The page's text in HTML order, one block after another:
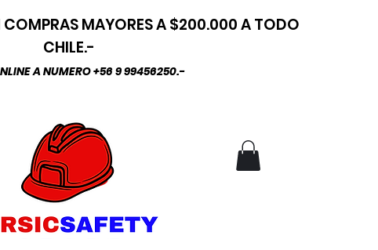
COMPRAS MAYORES A $200.000 A TODO
CHILE.-
A NUMERO +56 9 99456250.-